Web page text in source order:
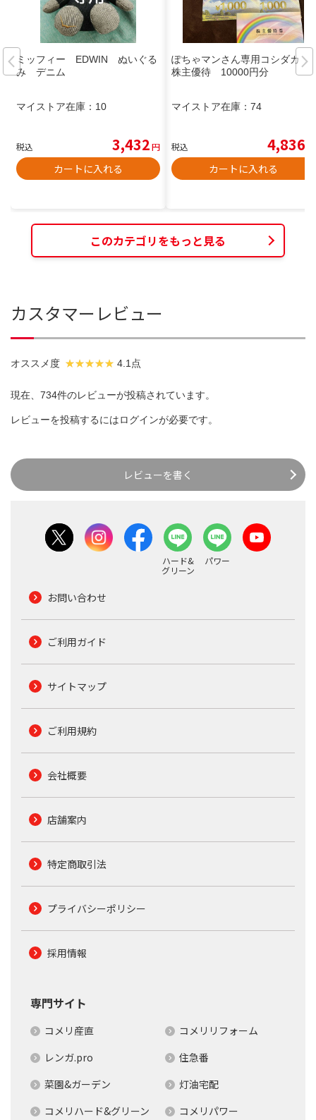
ミッフィー EDWIN ぬいぐる
み デニム
マイストア在庫： 10
税込 3,432円
カートに入れる
ぽちゃマンさん専用コシダカ
株主優待 10000円分
マイストア在庫： 74
税込 4,836
カートに入れる
このカテゴリをもっと見る
カスタマーレビュー
オススメ度 4.1点
現在、734件のレビューが投稿されています。
レビューを投稿するにはログインが必要です。
レビューを書く
ハード&
グリーン
パワー
お問い合わせ
ご利用ガイド
サイトマップ
ご利用規約
会社概要
店舗案内
特定商取引法
プライバシーポリシー
採用情報
専門サイト
コメリ産直
コメリリフォーム
レンガ.pro
住急番
菜園&ガーデン
灯油宅配
コメリハード&グリーン
コメリパワー